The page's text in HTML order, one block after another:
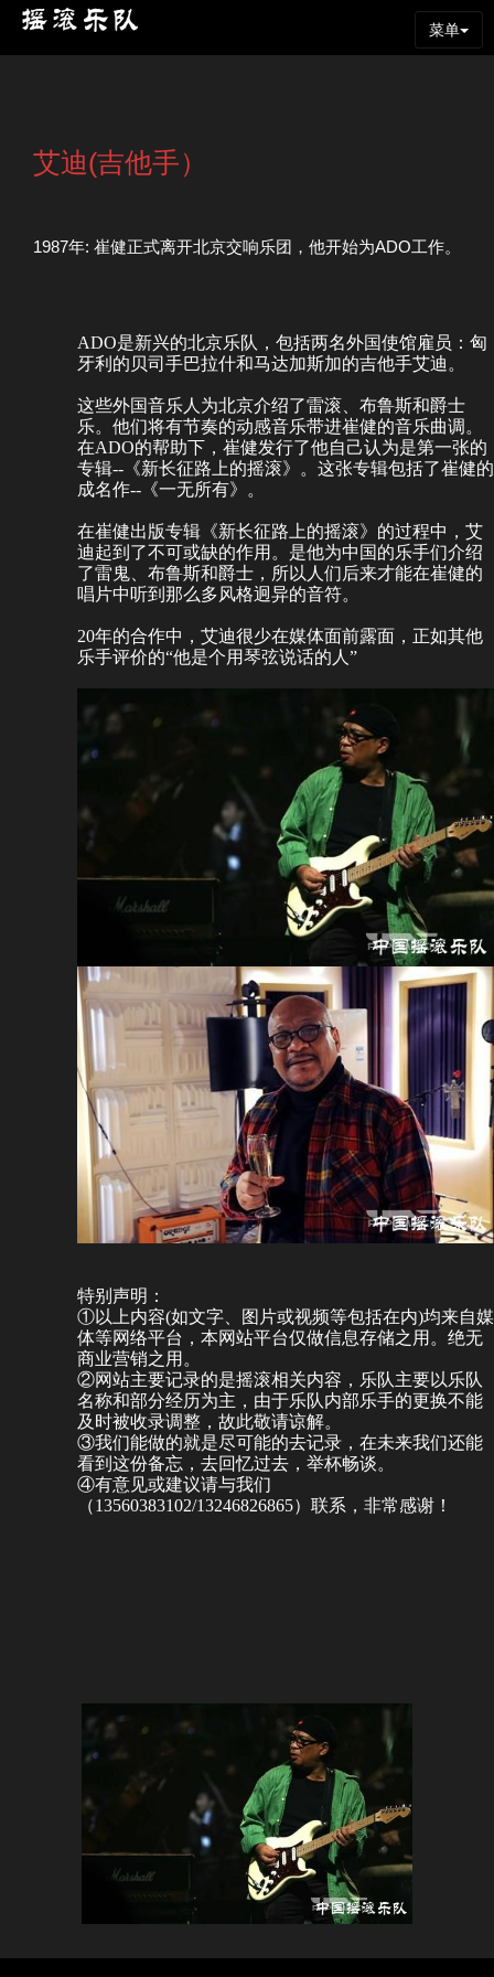
菜单
艾迪(吉他手）
1987年: 崔健正式离开北京交响乐团，他开始为ADO工作。
ADO是新兴的北京乐队，包括两名外国使馆雇员：匈
牙利的贝司手巴拉什和马达加斯加的吉他手艾迪。
这些外国音乐人为北京介绍了雷滚、布鲁斯和爵士
乐。他们将有节奏的动感音乐带进崔健的音乐曲调。
在ADO的帮助下，崔健发行了他自己认为是第一张的
专辑--《新长征路上的摇滚》。这张专辑包括了崔健的
成名作--《一无所有》。
在崔健出版专辑《新长征路上的摇滚》的过程中，艾
迪起到了不可或缺的作用。是他为中国的乐手们介绍
了雷鬼、布鲁斯和爵士，所以人们后来才能在崔健的
唱片中听到那么多风格迥异的音符。
20年的合作中，艾迪很少在媒体面前露面，正如其他
乐手评价的“他是个用琴弦说话的人”
特别声明：
①以上内容(如文字、图片或视频等包括在内)均来自媒
体等网络平台，本网站平台仅做信息存储之用。绝无
商业营销之用。
②网站主要记录的是摇滚相关内容，乐队主要以乐队
名称和部分经历为主，由于乐队内部乐手的更换不能
及时被收录调整，故此敬请谅解。
③我们能做的就是尽可能的去记录，在未来我们还能
看到这份备忘，去回忆过去，举杯畅谈。
④有意见或建议请与我们
（13560383102/13246826865）联系，非常感谢！